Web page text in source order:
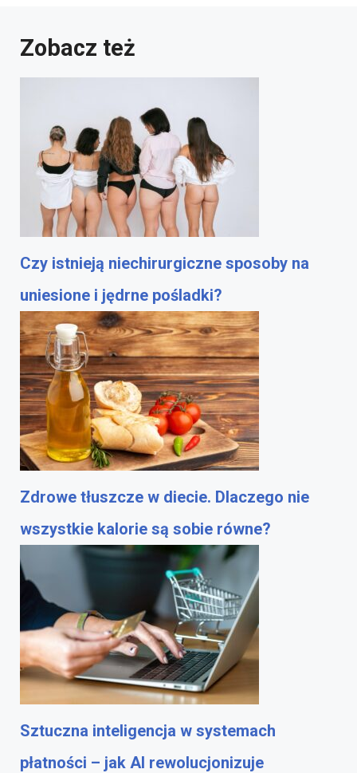
Zobacz też
Czy istnieją niechirurgiczne sposoby na
uniesione i jędrne pośladki?
Zdrowe tłuszcze w diecie. Dlaczego nie
wszystkie kalorie są sobie równe?
Sztuczna inteligencja w systemach
płatności – jak AI rewolucjonizuje